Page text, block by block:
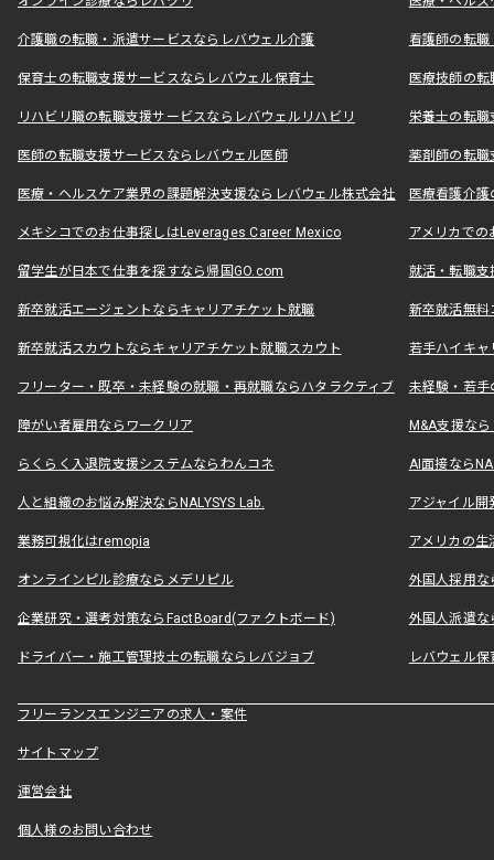
介護職の転職・派遣サービスならレバウェル介護 看護師の転
保育士の転職支援サービスならレバウェル保育士 医療技師の
リハビリ職の転職支援サービスならレバウェルリハビリ 栄養士の転
医師の転職支援サービスならレバウェル医師 薬剤師の転
医療・ヘルスケア業界の課題解決支援ならレバウェル株式会社 医療看護介
メキシコでのお仕事探しはLeverages Career Mexico アメリカで
留学生が日本で仕事を探すなら帰国GO.com 就活・転職
新卒就活エージェントならキャリアチケット就職 新卒就活無料
新卒就活スカウトならキャリアチケット就職スカウト 若手ハイキ
フリーター・既卒・未経験の就職・再就職ならハタラクティブ 未経験・若手
障がい者雇用ならワークリア M&A支援な
らくらく入退院支援システムならわんコネ AI面接なら
人と組織のお悩み解決ならNALYSYS Lab. アジャイル
業務可視化はremopia アメリカの
オンラインピル診療ならメデリピル 外国人採用
企業研究・選考対策ならFactBoard(ファクトボード) 外国人派遣な
ドライバー・施工管理技士の転職ならレバジョブ レバウェル
フリーランスエンジニアの求人・案件
サイトマップ
運営会社
個人様のお問い合わせ